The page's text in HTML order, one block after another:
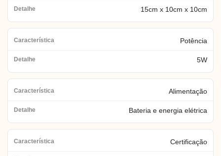
15cm x 10cm x 10cm
Potência
5W
Alimentação
Bateria e energia elétrica
Certificação